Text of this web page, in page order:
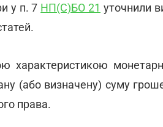
у п. 7 НП(С)БО 21 уточнили
характеристикою
(або визначену) суму
права.